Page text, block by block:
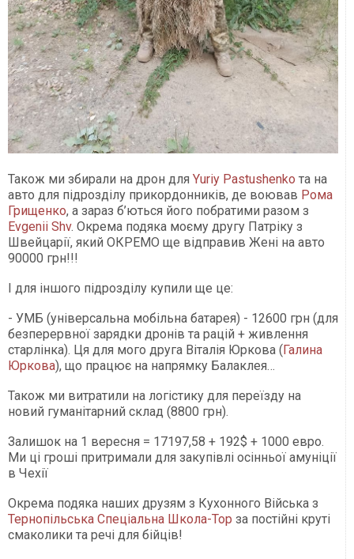
Також ми збирали на дрон для Yuriy Pastushenko та на
авто для підрозділу прикордонників, де воював Рома
Грищенко, а зараз б’ються його побратими разом з
Evgenii Shv. Окрема подяка моєму другу Патріку з
Швейцарії, який ОКРЕМО ще відправив Жені на авто
90000 грн!!!
І для іншого підрозділу купили ще це:
- УМБ (універсальна мобільна батарея) - 12600 грн (для
безперервної зарядки дронів та рацій + живлення
старлінка). Ця для мого друга Віталія Юркова ( Галина
Юркова), що працює на напрямку Балаклея…
Також ми витратили на логістику для переїзду на
новий гуманітарний склад (8800 грн).
Залишок на 1 вересня = 17197,58 + 192$ + 1000 евро.
Ми ці гроші притримали для закупівлі осінньої амуніції
в Чехії
Окрема подяка наших друзям з Кухонного Війська з
Тернопільська Спеціальна Школа-Тор за постійні круті
смаколики та речі для бійців!